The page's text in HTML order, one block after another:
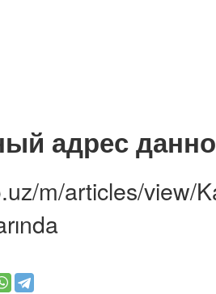
адрес
m/articles/view/